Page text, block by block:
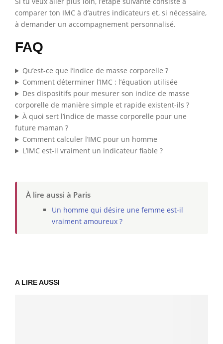
comparer ton IMC à d’autres indicateurs et, si nécessaire,
à demander un accompagnement personnalisé.
FAQ
Qu’est-ce que l’indice de masse corporelle ?
Comment déterminer l’IMC : l’équation utilisée
Des dispositifs pour mesurer son indice de masse
corporelle de manière simple et rapide existent-ils ?
À quoi sert l’indice de masse corporelle pour une
future maman ?
Comment calculer l’IMC pour un homme
L’IMC est-il vraiment un indicateur fiable ?
À lire aussi à Paris
Un homme qui désire une femme est-il
vraiment amoureux ?
A LIRE AUSSI